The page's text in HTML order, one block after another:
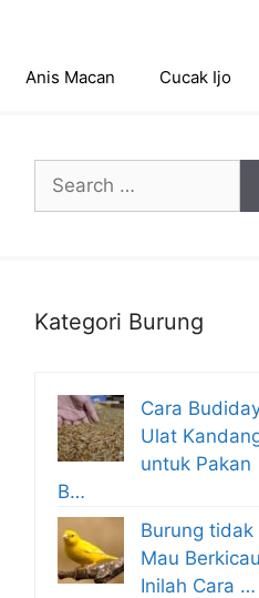
Anis Macan Cucak Ijo
Search
for:
Kategori Burung
Cara
Ulat
untuk Pakan
B…
Burung tidak
Mau
Inilah Cara …